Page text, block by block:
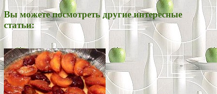
Вы можете посмотреть другие интересные
статьи: